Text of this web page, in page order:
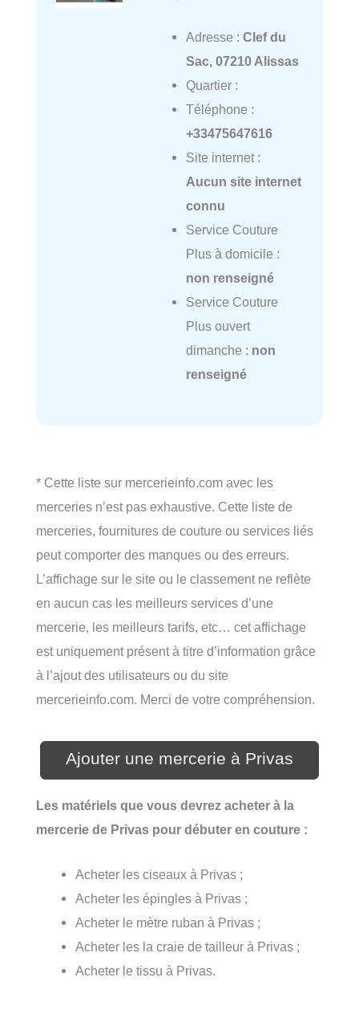
Adresse : Clef du
Sac, 07210 Alissas
Quartier :
Téléphone :
+33475647616
Site internet :
Aucun site internet
connu
Service Couture
Plus à domicile :
non renseigné
Service Couture
Plus ouvert
dimanche : non
renseigné
* Cette liste sur mercerieinfo.com avec les
merceries n’est pas exhaustive. Cette liste de
merceries, fournitures de couture ou services liés
peut comporter des manques ou des erreurs.
L’affichage sur le site ou le classement ne reflète
en aucun cas les meilleurs services d’une
mercerie, les meilleurs tarifs, etc… cet affichage
est uniquement présent à titre d’information grâce
à l’ajout des utilisateurs ou du site
mercerieinfo.com. Merci de votre compréhension.
Ajouter une mercerie à Privas
Les matériels que vous devrez acheter à la
mercerie de Privas pour débuter en couture :
Acheter les ciseaux à Privas ;
Acheter les épingles à Privas ;
Acheter le mètre ruban à Privas ;
Acheter les la craie de tailleur à Privas ;
Acheter le tissu à Privas.